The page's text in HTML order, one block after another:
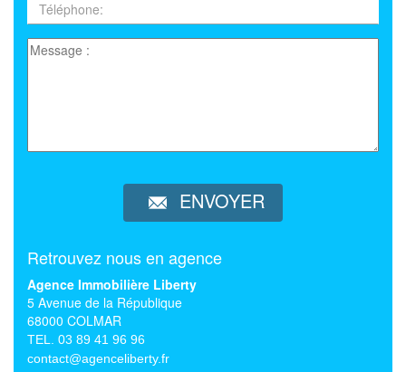
ENVOYER
Retrouvez nous en agence
Agence Immobilière Liberty
5 Avenue de la République
68000 COLMAR
TEL. 03 89 41 96 96
contact@agenceliberty.fr